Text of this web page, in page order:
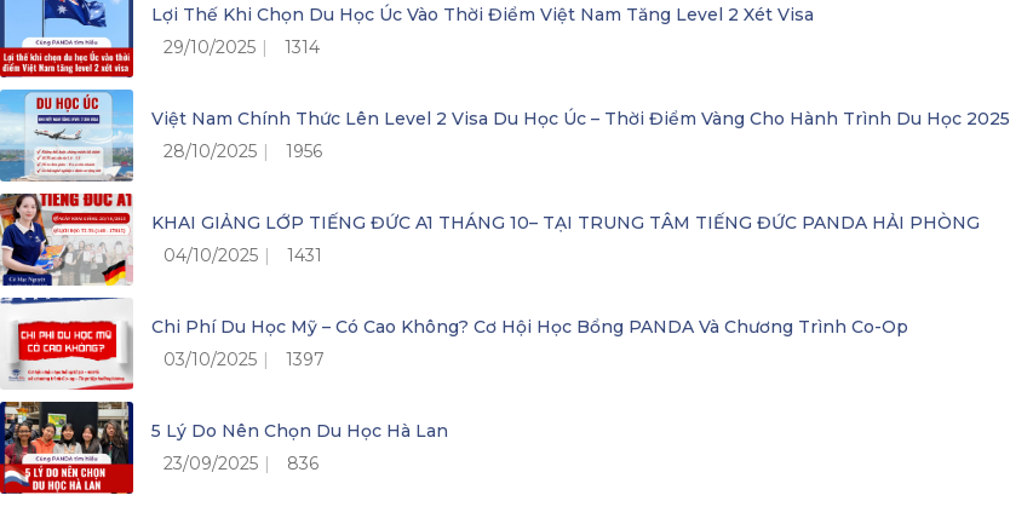
Lợi Thế Khi Chọn Du Học Úc Vào Thời Điểm Việt Nam Tăng Level 2 Xét Visa
29/10/2025
1314
Việt Nam Chính Thức Lên Level 2 Visa Du Học Úc – Thời Điểm Vàng Cho Hành Trình Du Học 2025
28/10/2025
1956
KHAI GIẢNG LỚP TIẾNG ĐỨC A1 THÁNG 10– TẠI TRUNG TÂM TIẾNG ĐỨC PANDA HẢI PHÒNG
04/10/2025
1431
Chi Phí Du Học Mỹ – Có Cao Không? Cơ Hội Học Bổng PANDA Và Chương Trình Co-Op
03/10/2025
1397
5 Lý Do Nên Chọn Du Học Hà Lan
23/09/2025
836